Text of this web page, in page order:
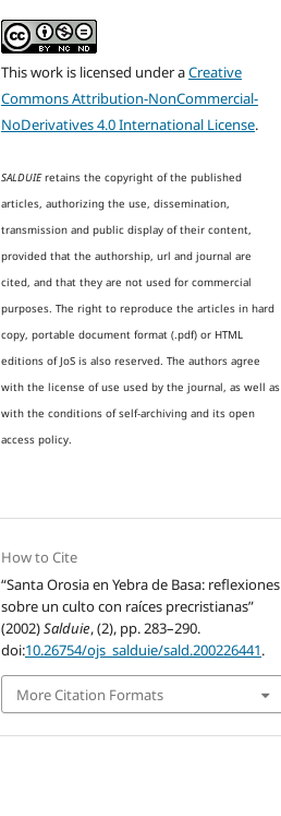
This work is licensed under aCreative
Commons Attribution-NonCommercial-
NoDerivatives 4.0 International License.
SALDUIEretains the copyright of the published
articles, authorizing the use, dissemination,
transmission and public display of their content,
provided that the authorship, url and journal are
cited, and that they are not used for commercial
purposes. The right to reproduce the articles in hard
copy, portable document format (.pdf) or HTML
editions of JoS is also reserved. The authors agree
with the license of use used by the journal, as well as
with the conditions of self-archiving and its open
access policy.
How to Cite
“Santa Orosia en Yebra de Basa: reflexiones
sobre un culto con raíces precristianas”
(2002)Salduie, (2), pp. 283–290.
doi:10.26754/ojs_salduie/sald.200226441.
More Citation Formats